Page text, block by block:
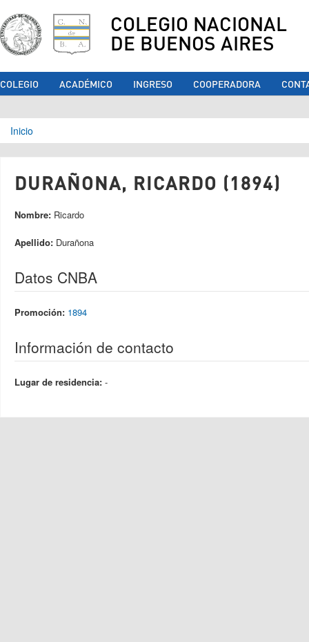
COLEGIO NACIONAL
DE BUENOS AIRES
COLEGIO ACADÉMICO INGRESO COOPERADORA
Se encuentra usted aquí
Inicio
DURAÑONA, RICARDO (1894)
Nombre: Ricardo
Apellido: Durañona
Datos CNBA
Promoción: 1894
Información de contacto
Lugar de residencia: -